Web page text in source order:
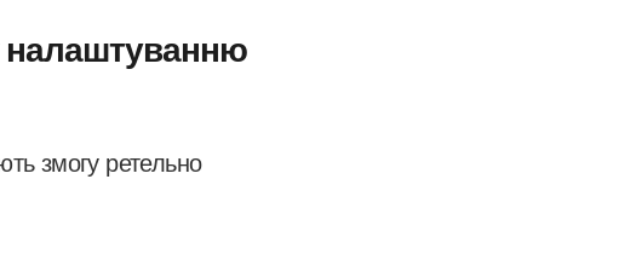
налаштуванню
змогу ретельно